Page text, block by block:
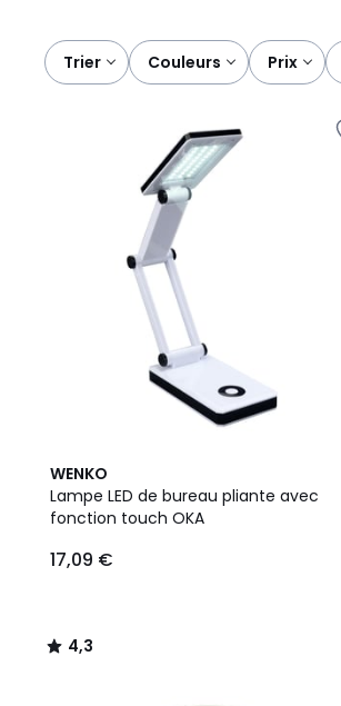
Trier couleurs prix
WENKO
Lampe LED de bureau pliante avec
fonction touch OKA
€.
17,09 €
4,3
/ 5
4,3
/